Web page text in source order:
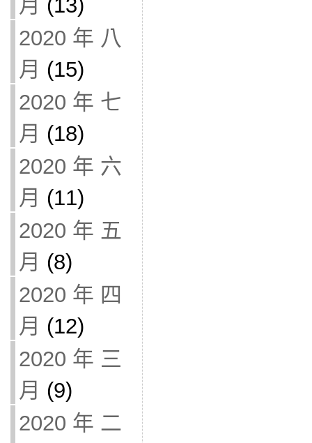
月 (13)
2020 年 八
月 (15)
2020 年 七
月 (18)
2020 年 六
月 (11)
2020 年 五
月 (8)
2020 年 四
月 (12)
2020 年 三
月 (9)
2020 年 二